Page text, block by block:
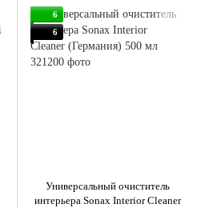
6
6
Универсальный очиститель
интерьера Sonax Interior Cleaner